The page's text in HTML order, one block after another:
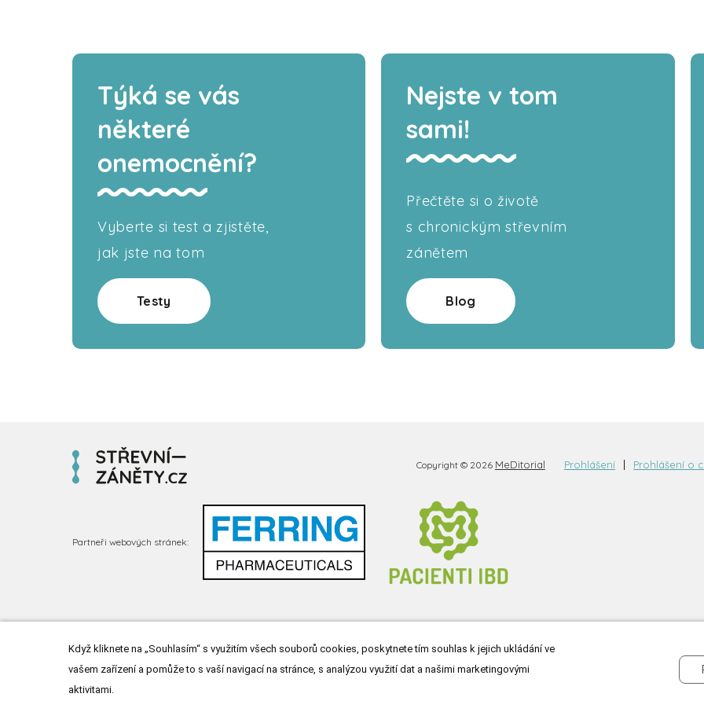
Týká se vás
některé
onemocnění?
Vyberte si test a zjistěte,
jak jste na tom
Testy
Nejste v tom
sami!
Přečtěte si o životě
s chronickým střevním
zánětem
Blog
Copyright © 2026 MeDitorial Prohlášení Prohlášení o
Partneři webových stránek:
Když kliknete na „Souhlasím“ s využitím všech souborů cookies, poskytnete tím souhlas k jejich ukládání ve
vašem zařízení a pomůže to s vaší navigací na stránce, s analýzou využití dat a našimi marketingovými
aktivitami.